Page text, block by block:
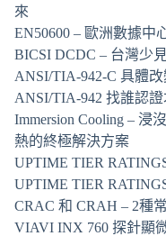
來
EN50600 – 歐洲數據中
BICSI DCDC – 台灣少
ANSI/TIA-942-C 具體改
ANSI/TIA-942 找誰認
Immersion Cooling – 浸
熱的終極解決方案
UPTIME TIER
UPTIME TIER
CRAC 和 CRAH – 2種
VIAVI INX 760 探針顯